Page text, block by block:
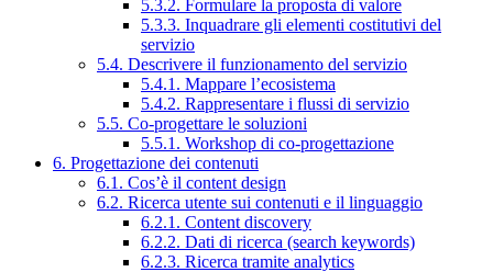
5.3.2. Formulare la proposta di valore
5.3.3. Inquadrare gli elementi costitutivi del
servizio
5.4. Descrivere il funzionamento del servizio
5.4.1. Mappare l’ecosistema
5.4.2. Rappresentare i flussi di servizio
5.5. Co-progettare le soluzioni
5.5.1. Workshop di co-progettazione
6. Progettazione dei contenuti
6.1. Cos’è il content design
6.2. Ricerca utente sui contenuti e il linguaggio
6.2.1. Content discovery
6.2.2. Dati di ricerca (search keywords)
6.2.3. Ricerca tramite analytics